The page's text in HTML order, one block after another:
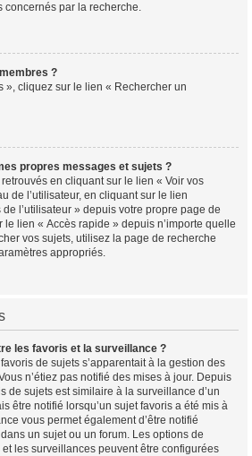
concernés par la recherche.
?
», cliquez sur le lien « Rechercher un
propres messages et sujets ?
en cliquant sur le lien « Voir vos
de l’utilisateur, en cliquant sur le lien
l’utilisateur » depuis votre propre page de
lien « Accès rapide » depuis n’importe quelle
vos sujets, utilisez la page de recherche
appropriés.
les favoris et la surveillance ?
de sujets s’apparentait à la gestion des
n’étiez pas notifié des mises à jour. Depuis
de sujets est similaire à la surveillance d’un
être notifié lorsqu’un sujet favoris a été mis à
vous permet également d’être notifié
un sujet ou un forum. Les options de
les surveillances peuvent être configurées